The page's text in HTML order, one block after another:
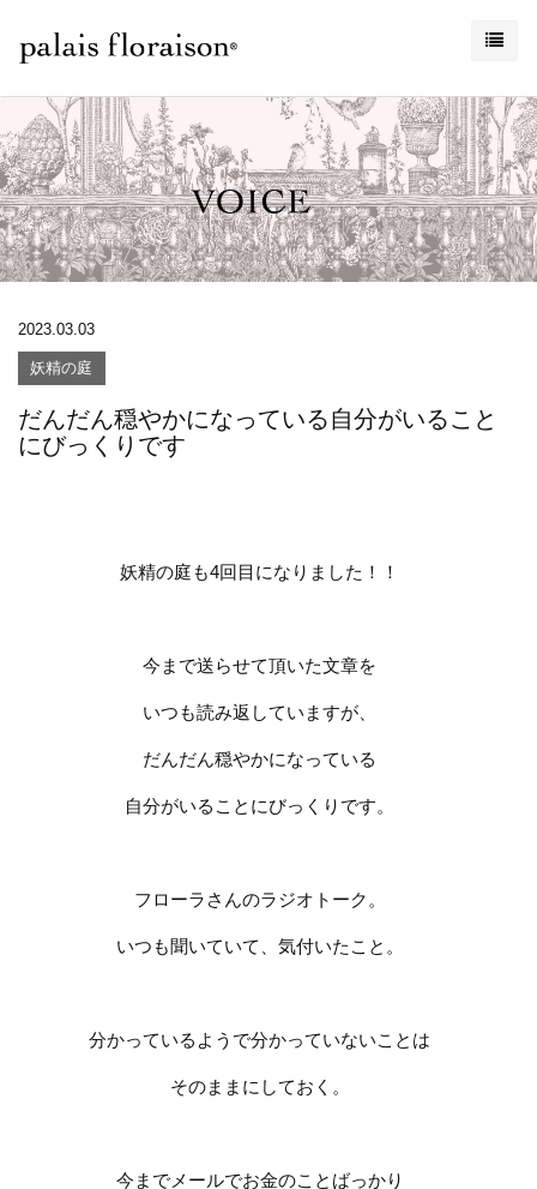
2023.03.03
妖精の庭
だんだん穏やかになっている自分がいること
にびっくりです
妖精の庭も4回目になりました！！
今まで送らせて頂いた文章を
いつも読み返していますが、
だんだん穏やかになっている
自分がいることにびっくりです。
フローラさんのラジオトーク。
いつも聞いていて、気付いたこと。
分かっているようで分かっていないことは
そのままにしておく。
今までメールでお金のことばっかり